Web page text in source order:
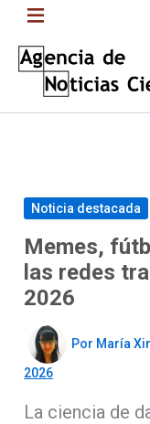
Saltar
contenido
Noticia destacada
Memes,
las redes
2026
Por María
2026
La ciencia de